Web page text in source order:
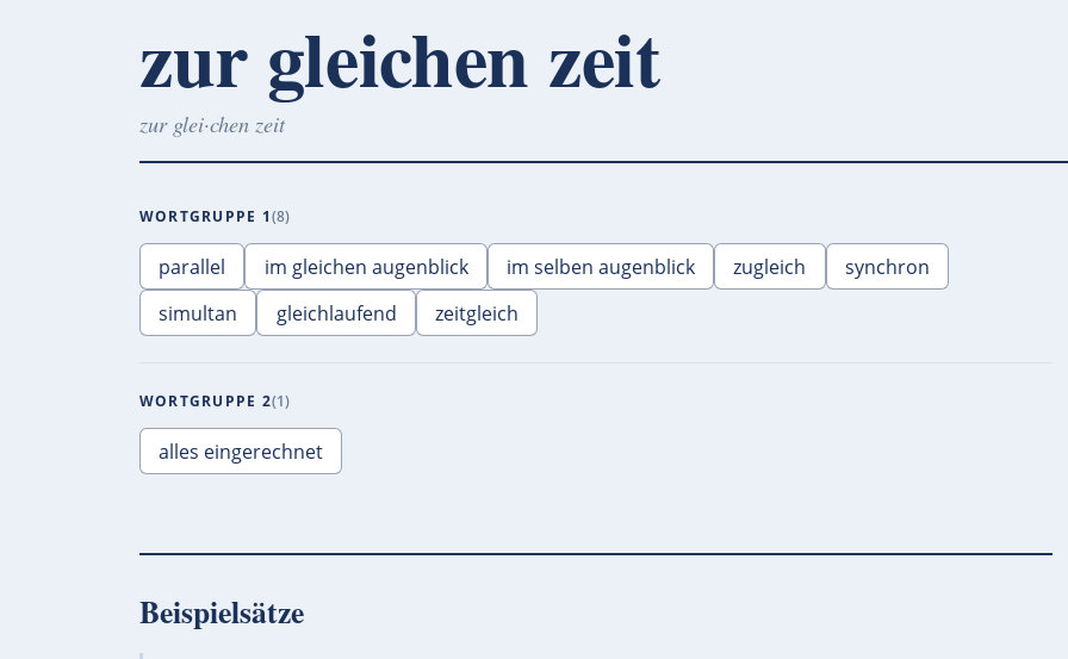
zur gleichen zeit
zur glei·chen zeit
WORTGRUPPE 1 8
parallel im gleichen augenblick im selben augenblick zugleich
synchron
simultan
gleichlaufend zeitgleich
WORTGRUPPE 2 1
alles eingerechnet
Beispielsätze